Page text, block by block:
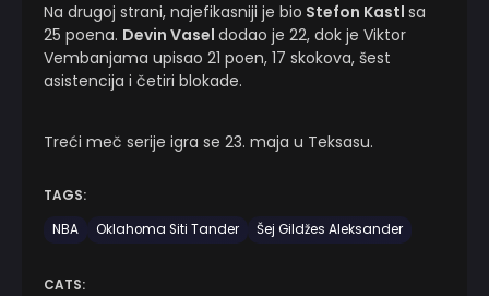
Na drugoj strani, najefikasniji je bio Stefon Kastl sa
25 poena. Devin Vasel dodao je 22, dok je Viktor
Vembanjama upisao 21 poen, 17 skokova, šest
asistencija i četiri blokade.
Treći meč serije igra se 23. maja u Teksasu.
TAGS:
NBA
Oklahoma Siti Tander Šej Gildžes Aleksander
CATS: